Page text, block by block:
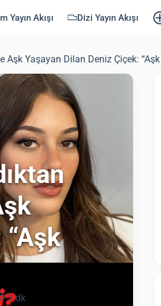
Yayın Akışı Dizi Yayın Akışı
Aşk Yaşayan Dilan Deniz Çiçek:
3 dk